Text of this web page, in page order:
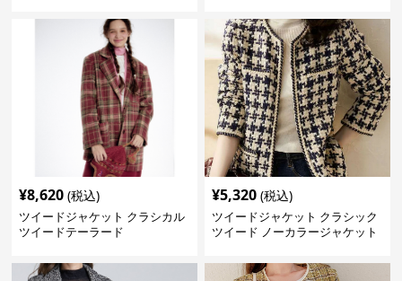
¥8,620 (税込)
ツイードジャケット クラシカル
ツイードテーラード
¥5,320 (税込)
ツイードジャケット クラシック
ツイード ノーカラージャケット